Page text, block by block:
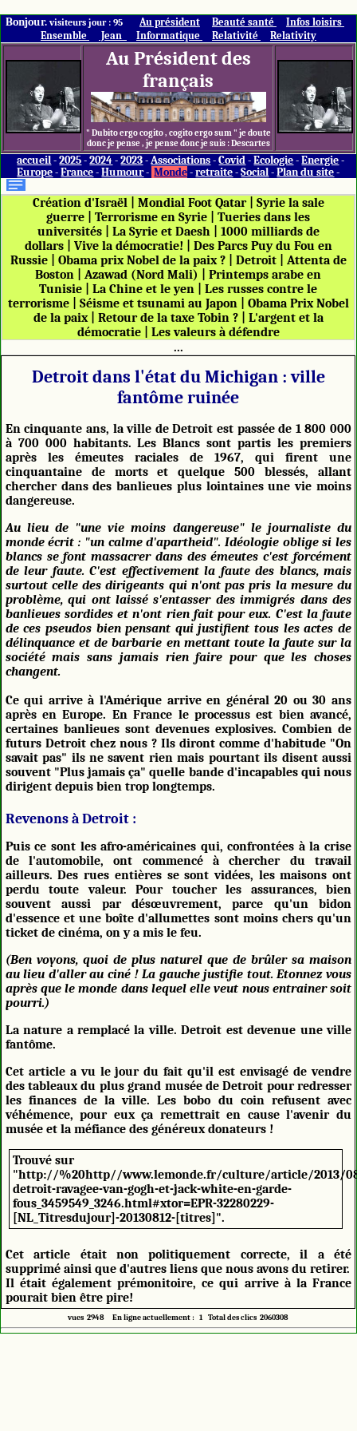
Bonjour.visiteurs jour : 95 Au président Beauté santé
Infos loisirs
Ensemble
Jean Informatique Relativité Relativity
Au Président des
français
" Dubito ergo cogito , cogito ergo sum " je doute
donc je pense , je pense donc je suis : Descartes
accueil -2025 -2024 -2023 -Associations -Covid -Ecologie -Energie -
Europe -France -Humour- Monde -retraite -Social -Plan du site -
Création d'Israël| Mondial Foot Qatar| Syrie la sale
guerre |Terrorisme en Syrie |Tueries dans les
universités| La Syrie et Daesh| 1000 milliards de
dollars| Vive la démocratie!
Des Parcs Puy du Fou en
Russie| Obama prix Nobel de la paix ?| Detroit| Attenta de
Boston |Azawad (Nord Mali) |Printemps arabe en
Tunisie |La Chine et le yen |Les russes contre le
terrorisme| Séisme et tsunami au Japon| Obama Prix Nobel
de la paix| Retour de la taxe Tobin ?| L'argent et la
démocratie| Les valeurs à défendre
...
Detroit dans l'état du Michigan : ville
fantôme ruinée
En cinquante ans, la ville de Detroit est passée de 1 800 000
à 700 000 habitants. Les Blancs sont partis les premiers
après les émeutes raciales de 1967, qui firent une
cinquantaine de morts et quelque 500 blessés, allant
chercher dans des banlieues plus lointaines une vie moins
dangereuse.
Au lieu de "une vie moins dangereuse" le journaliste du
monde écrit : "un calme d'apartheid". Idéologie oblige si les
blancs se font massacrer dans des émeutes c'est forcément
de leur faute. C'est effectivement la faute des blancs, mais
surtout celle des dirigeants qui n'ont pas pris la mesure du
problème, qui ont laissé s'entasser des immigrés dans des
banlieues sordides et n'ont rien fait pour eux. C'est la faute
de ces pseudos bien pensant qui justifient tous les actes de
délinquance et de barbarie en mettant toute la faute sur la
société mais sans jamais rien faire pour que les choses
changent.
Ce qui arrive à l'Amérique arrive en général 20 ou 30 ans
après en Europe. En France le processus est bien avancé,
certaines banlieues sont devenues explosives. Combien de
futurs Detroit chez nous ? Ils diront comme d'habitude "On
savait pas" ils ne savent rien mais pourtant ils disent aussi
souvent "Plus jamais ça" quelle bande d'incapables qui nous
dirigent depuis bien trop longtemps.
Revenons à Detroit :
Puis ce sont les afro-américaines qui, confrontées à la crise
de l'automobile, ont commencé à chercher du travail
ailleurs. Des rues entières se sont vidées, les maisons ont
perdu toute valeur. Pour toucher les assurances, bien
souvent aussi par désœuvrement, parce qu'un bidon
d'essence et une boîte d'allumettes sont moins chers qu'un
ticket de cinéma, on y a mis le feu.
(Ben voyons, quoi de plus naturel que de brûler sa maison
au lieu d'aller au ciné ! La gauche justifie tout. Etonnez vous
après que le monde dans lequel elle veut nous entrainer soit
pourri.)
La nature a remplacé la ville. Detroit est devenue une ville
fantôme.
Cet article a vu le jour du fait qu'il est envisagé de vendre
des tableaux du plus grand musée de Detroit pour redresser
les finances de la ville. Les bobo du coin refusent avec
véhémence, pour eux ça remettrait en cause l'avenir du
musée et la méfiance des généreux donateurs !
Trouvé sur
"http://%20http//www.lemonde.fr/culture/article/2013/
detroit-ravagee-van-gogh-et-jack-white-en-garde-
fous_3459549_3246.html#xtor=EPR-32280229-
[NL_Titresdujour]-20130812-[titres]".
Cet article était non politiquement correcte, il a été
supprimé ainsi que d'autres liens que nous avons du retirer.
Il était également prémonitoire, ce qui arrive à la France
pourait bien être pire!
vues 2948 En ligne actuellement : 1 Total des clics 2060308